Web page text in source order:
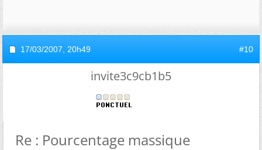
17/03/2007, 20h49 #10
invite3c9cb1b5
Re : Pourcentage massique